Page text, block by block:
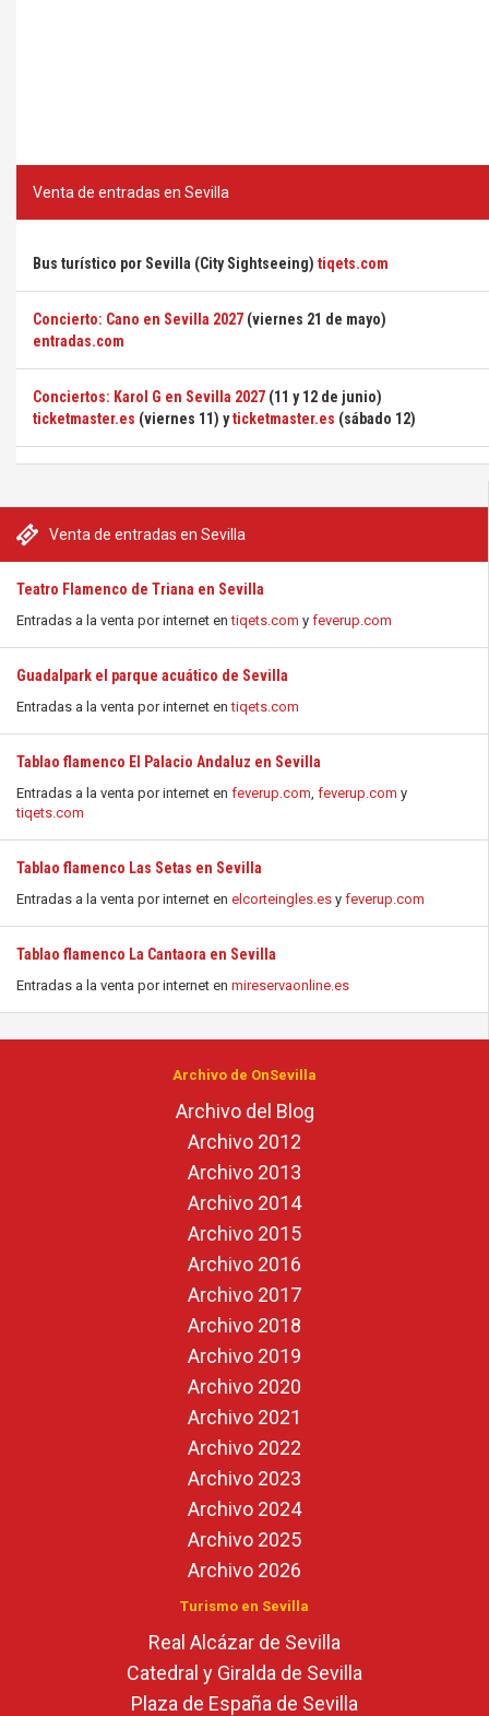
Venta de entradas en Sevilla
Teatro Flamenco de Triana en Sevilla
Entradas a la venta por internet entiqets.com y feverup.com
Guadalpark el parque acuático de Sevilla
Entradas a la venta por internet entiqets.com
Tablao flamenco El Palacio Andaluz en Sevilla
Entradas a la venta por internet en feverup.com, feverup.com y
tiqets.com
Tablao flamenco Las Setas en Sevilla
Entradas a la venta por internet en elcorteingles.es y feverup.com
Tablao flamenco La Cantaora en Sevilla
Entradas a la venta por internet en mireservaonline.es
Venta de entradas en Sevilla
Bus turístico por Sevilla (City Sightseeing) tiqets.com
Concierto: Cano en Sevilla 2027 (viernes 21 de mayo)
entradas.com
Conciertos: Karol G en Sevilla 2027 (11 y 12 de junio)
ticketmaster.es (viernes 11) yticketmaster.es (sábado 12)
Archivo de OnSevilla
Archivo del Blog
Archivo 2012
Archivo 2013
Archivo 2014
Archivo 2015
Archivo 2016
Archivo 2017
Archivo 2018
Archivo 2019
Archivo 2020
Archivo 2021
Archivo 2022
Archivo 2023
Archivo 2024
Archivo 2025
Archivo 2026
Turismo en Sevilla
Real Alcázar de Sevilla
Catedral y Giralda de Sevilla
Plaza de España de Sevilla